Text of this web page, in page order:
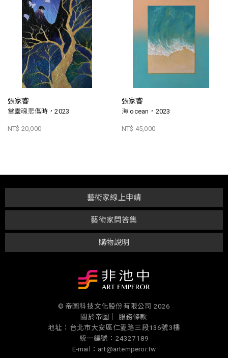
張家睿
當靈魂悲傷時，2023
NT$ 20,000
張家睿
海 ocean，2023
NT$ 45,000
購物說明
藝術家問答集
藝術家線上申請
© 帝圖科技文化股份有限公司 2026
關於帝圖｜
服務條款
地址：台北市大安區仁愛路三段136號3樓
統一編號：24327189
E-mail：art@artemperor.tw